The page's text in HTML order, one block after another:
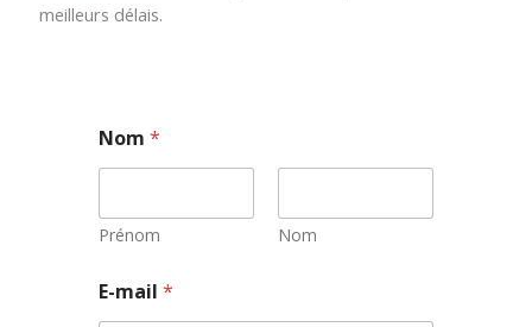
meilleurs délais.
Nom*
Prénom Nom
E-mail*